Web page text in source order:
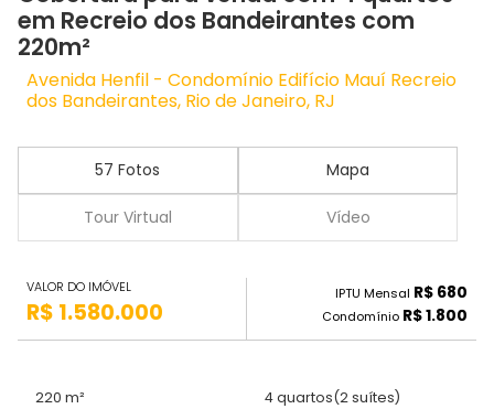
em Recreio dos Bandeirantes com
220m²
Avenida Henfil - Condomínio Edifício Mauí Recreio
dos Bandeirantes, Rio de Janeiro, RJ
57 Fotos Mapa
Tour Virtual Vídeo
VALOR DO IMÓVEL
R$ 1.580.000
IPTU Mensal R$ 680
Condomínio R$ 1.800
220 m² 4 quartos(2 suítes)